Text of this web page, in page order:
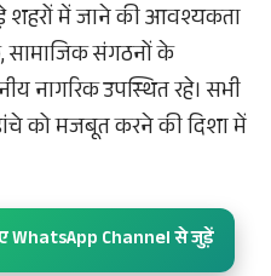
शहरों में जाने की आवश्यकता
सामाजिक संगठनों के
नागरिक उपस्थित रहे। सभी
को मजबूत करने की दिशा में
WhatsApp Channel से जुड़ें